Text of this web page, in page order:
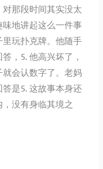
那段时间其实没太
地讲起这么一件事
玩扑克牌。他随手
，5. 他高兴坏了，
会认数字了。老妈
是5. 这故事本身还
没有身临其境之